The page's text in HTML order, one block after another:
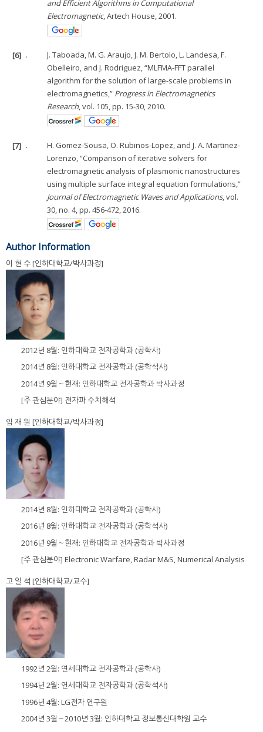
and Efficient Algorithms in Computational
Electromagnetic, Artech House, 2001.
[6] .
J. Taboada, M. G. Araujo, J. M. Bertolo, L. Landesa, F.
Obelleiro, and J. Rodriguez, “MLFMA-FFT parallel
algorithm for the solution of large-scale problems in
electromagnetics,” Progress in Electromagnetics
Research, vol. 105, pp. 15-30, 2010.
[7] .
H. Gomez-Sousa, O. Rubinos-Lopez, and J. A. Martinez-
Lorenzo, “Comparison of iterative solvers for
electromagnetic analysis of plasmonic nanostructures
using multiple surface integral equation formulations,”
Journal of Electromagnetic Waves and Applications, vol.
30, no. 4, pp. 456-472, 2016.
Author Information
이 현 수 [인하대학교/박사과정]
2012년 8월: 인하대학교 전자공학과 (공학사)
2014년 8월: 인하대학교 전자공학과 (공학석사)
2014년 9월～현재: 인하대학교 전자공학과 박사과정
[주 관심분야] 전자파 수치해석
임 재 원 [인하대학교/박사과정]
2014년 8월: 인하대학교 전자공학과 (공학사)
2016년 8월: 인하대학교 전자공학과 (공학석사)
2016년 9월～현재: 인하대학교 전자공학과 박사과정
[주 관심분야] Electronic Warfare, Radar M&S, Numerical Analysis
고 일 석 [인하대학교/교수]
1992년 2월: 연세대학교 전자공학과 (공학사)
1994년 2월: 연세대학교 전자공학과 (공학석사)
1996년 4월: LG전자 연구원
2004년 3월～2010년 3월: 인하대학교 정보통신대학원 교수